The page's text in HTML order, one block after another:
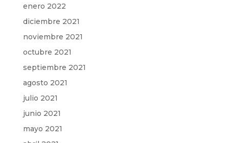
enero 2022
diciembre 2021
noviembre 2021
octubre 2021
septiembre 2021
agosto 2021
julio 2021
junio 2021
mayo 2021